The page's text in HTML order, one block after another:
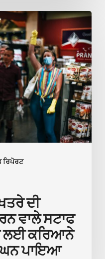
ਰਿਪੋਰਟ
ਦੀ
ਵਾਲੇ ਸਟਾਫ
ਲਈ ਕਰਿਆਨੇ
ਪਾਇਆ